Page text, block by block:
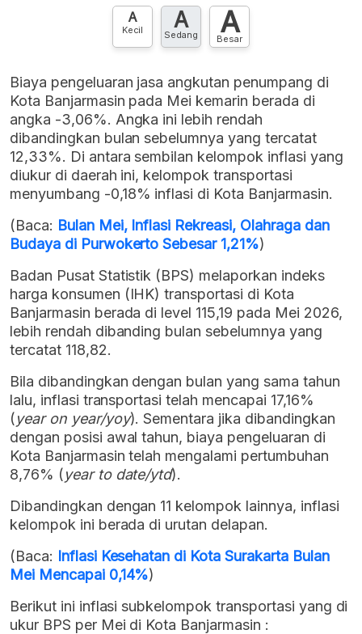
Hubungi sekarang »
A
Kecil A
Sedang A
Besar
Biaya pengeluaran jasa angkutan penumpang di
Kota Banjarmasin pada Mei kemarin berada di
angka -3,06%. Angka ini lebih rendah
dibandingkan bulan sebelumnya yang tercatat
12,33%. Di antara sembilan kelompok inflasi yang
diukur di daerah ini, kelompok transportasi
menyumbang -0,18% inflasi di Kota Banjarmasin.
(Baca: Bulan Mei, Inflasi Rekreasi, Olahraga dan
Budaya di Purwokerto Sebesar 1,21%)
Badan Pusat Statistik (BPS) melaporkan indeks
harga konsumen (IHK) transportasi di Kota
Banjarmasin berada di level 115,19 pada Mei 2026,
lebih rendah dibanding bulan sebelumnya yang
tercatat 118,82.
Bila dibandingkan dengan bulan yang sama tahun
lalu, inflasi transportasi telah mencapai 17,16%
(year on year/yoy). Sementara jika dibandingkan
dengan posisi awal tahun, biaya pengeluaran di
Kota Banjarmasin telah mengalami pertumbuhan
8,76% (year to date/ytd).
Dibandingkan dengan 11 kelompok lainnya, inflasi
kelompok ini berada di urutan delapan.
(Baca: Inflasi Kesehatan di Kota Surakarta Bulan
Mei Mencapai 0,14%)
Berikut ini inflasi subkelompok transportasi yang di
ukur BPS per Mei di Kota Banjarmasin :